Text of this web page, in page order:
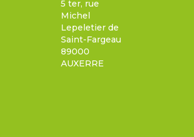
5 ter, rue
Michel
Lepeletier de
Saint-Fargeau
89000
AUXERRE